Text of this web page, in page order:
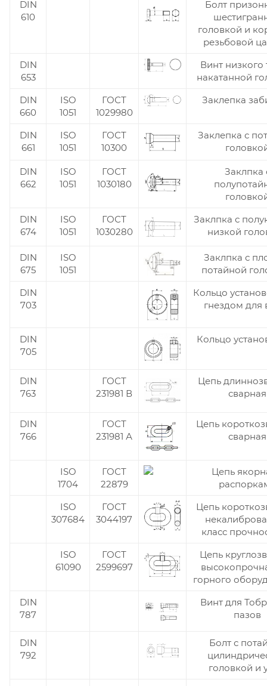
DIN
610
Болт
головкой и
резьбовой
DIN
653
Винт низкого
накатанной
DIN
660
ISO
1051
ГОСТ
1029980
Заклепка
DIN
661
ISO
1051
ГОСТ
10300
Заклепка с
DIN
662
ISO
1051
ГОСТ
1030180
Заклпка
DIN
674
ISO
1051
ГОСТ
1030280
Заклпка с
низкой
DIN
675
ISO
1051
Заклпка с
потайной
DIN
703
Кольцо
гнездом для
DIN
705
Кольцо
DIN
763
ГОСТ
231981 В
Цепь
сварная
DIN
766
ГОСТ
231981 А
Цепь
сварная
ISO
1704
ГОСТ
22879
Цепь
ISO
307684
ГОСТ
3044197
Цепь
класс
ISO
61090
ГОСТ
2599697
Цепь
горного
DIN
787
Винт для
пазов
DIN
792
Болт с
головкой и